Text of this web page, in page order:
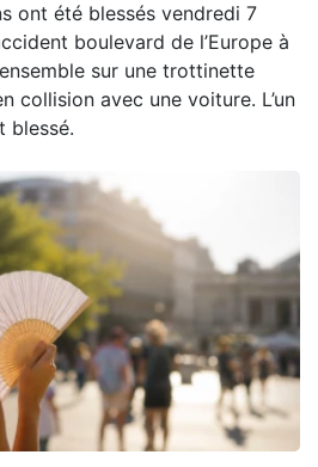
ont été blessés vendredi 7
boulevard de l’Europe à
sur une trottinette
collision avec une voiture. L’un
blessé.